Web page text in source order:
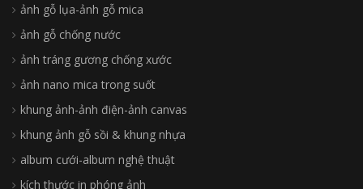
ảnh gỗ lụa-ảnh gỗ mica
ảnh gỗ chống nước
ảnh tráng gương chống xước
ảnh nano mica trong suốt
khung ảnh-ảnh điện-ảnh canvas
khung ảnh gỗ sồi & khung nhựa
album cưới-album nghệ thuật
kích thước in phóng ảnh